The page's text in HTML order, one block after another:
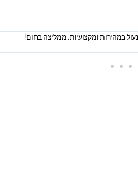
במהירות ומקצועיות. ממליצה בחום!